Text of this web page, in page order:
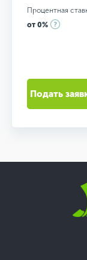
Процентная
от 0%
Подать